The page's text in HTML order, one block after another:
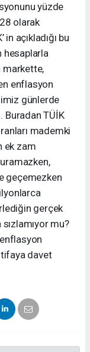
yüzde
olarak
in açıkladığı bu
hesaplarla
markette,
enflasyon
günlerde
Buradan TÜİK
mademki
ek zam
geçemezken
gerçek
sızlamıyor mu?
davet